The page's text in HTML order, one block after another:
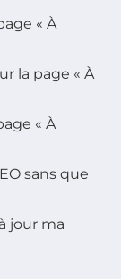
« À
la page « À
« À
sans que
jour ma